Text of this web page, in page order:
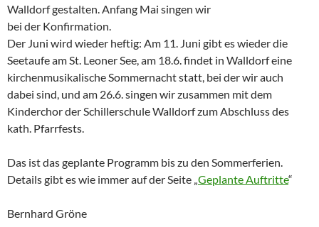
Walldorf gestalten. Anfang Mai singen wir
bei der Konfirmation.
Der Juni wird wieder heftig: Am 11. Juni gibt es wieder die
Seetaufe am St. Leoner See, am 18.6. findet in Walldorf eine
kirchenmusikalische Sommernacht statt, bei der wir auch
dabei sind, und am 26.6. singen wir zusammen mit dem
Kinderchor der Schillerschule Walldorf zum Abschluss des
kath. Pfarrfests.
Das ist das geplante Programm bis zu den Sommerferien.
Details gibt es wie immer auf der Seite „Geplante Auftritte“
Bernhard Gröne